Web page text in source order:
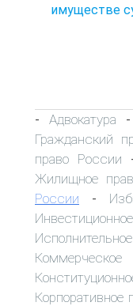
имуществе
- Адвокатура -
Гражданский
право России
Жилищное
России -
Корпоративное